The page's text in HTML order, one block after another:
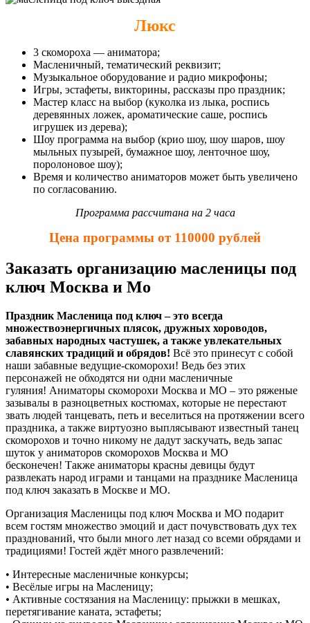
Люкс
3 скомороха — аниматора;
Масленичный, тематический реквизит;
Музыкальное оборудование и радио микрофоны;
Игры, эстафеты, викторины, рассказы про праздник;
Мастер класс на выбор (куколка из лыка, роспись
деревянных ложек, ароматические саше, роспись
игрушек из дерева);
Шоу программа на выбор (крио шоу, шоу шаров, шоу
мыльных пузырей, бумажное шоу, ленточное шоу,
поролоновое шоу);
Время и количество аниматоров может быть увеличено
по согласованию.
Программа рассчитана на 2 часа
Цена программы от 110000 рублей
Заказать организацию масленицы под
ключ Москва и Мо
Праздник Масленица под ключ – это всегда
множествоэнергичных плясок, дружных хороводов,
забавных народных частушек, а также увлекательных
славянских традиций и обрядов! Всё это принесут с собой
наши забавные ведущие-скоморохи! Ведь без этих
персонажей не обходятся ни одни масленичные
гуляния! Аниматоры скоморохи Москва и МО – это ряженые
зазывалы в разноцветных костюмах, которые не перестают
звать людей танцевать, петь и веселиться на протяжении всего
праздника, а также виртуозно выплясывают известный танец
скоморохов и точно никому не дадут заскучать, ведь запас
шуток у аниматоров скоморохов Москва и МО
бесконечен! Также аниматоры красны девицы будут
развлекать народ играми и танцами на празднике Масленица
под ключ заказать в Москве и МО.
Организация Масленицы под ключ Москва и МО подарит
всем гостям множество эмоций и даст почувствовать дух тех
празднований, что были много лет назад со всеми обрядами и
традициями! Гостей ждёт много развлечений:
• Интересные масленичные конкурсы;
• Весёлые игры на Масленицу;
• Активные состязания на Масленицу: прыжки в мешках,
перетягивание каната, эстафеты;